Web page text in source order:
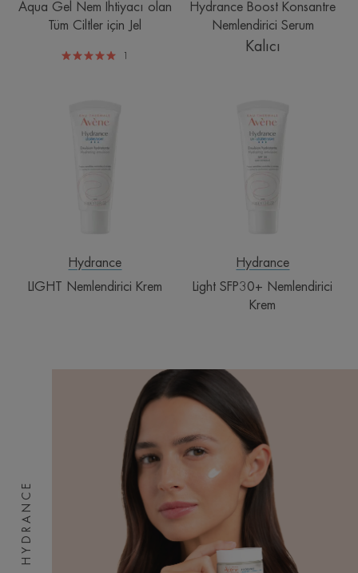
Aqua Gel Nem İhtiyacı olan
Tüm Ciltler için Jel
Hydrance Boost Konsantre
Nemlendirici Serum
Kalıcı
Nemlendirici
Krem
Hydrance
LIGHT Nemlendirici Krem
SFP30+
Nemlendirici
Krem
Hydrance
Light SFP30+ Nemlendirici
Krem
HYDRANCE